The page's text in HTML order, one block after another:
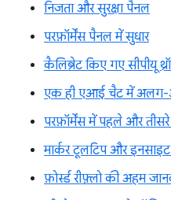
निजता और सुरक्षा पैनल
परफ़ॉर्मेंस पैनल में सुधार
कैलिब्रेट किए गए सीपीयू
एक ही एआई चैट में अलग-
परफ़ॉर्मेंस में पहले और तीसरे
मार्कर टूलटिप और
फ़ोर्स्ड रीफ़्लो की अहम